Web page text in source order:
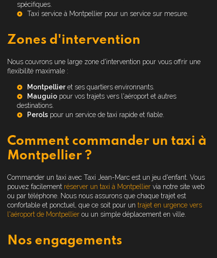
spécifiques.
Taxi service à Montpellier pour un service sur mesure.
Zones d'intervention
Nous couvrons une large zone d'intervention pour vous offrir une
flexibilité maximale :
Montpellieret ses quartiers environnants.
Mauguio pour vos trajets vers l'aéroport et autres
destinations.
Perols pour un service de taxi rapide et fiable.
Comment commander un taxi à
Montpellier ?
Commander un taxi avec Taxi Jean-Marc est un jeu d'enfant. Vous
pouvez facilement réserver un taxi à Montpellier via notre site web
ou par téléphone. Nous nous assurons que chaque trajet est
confortable et ponctuel, que ce soit pour un trajet en urgence vers
l'aéroport de Montpellier ou un simple déplacement en ville.
Nos engagements